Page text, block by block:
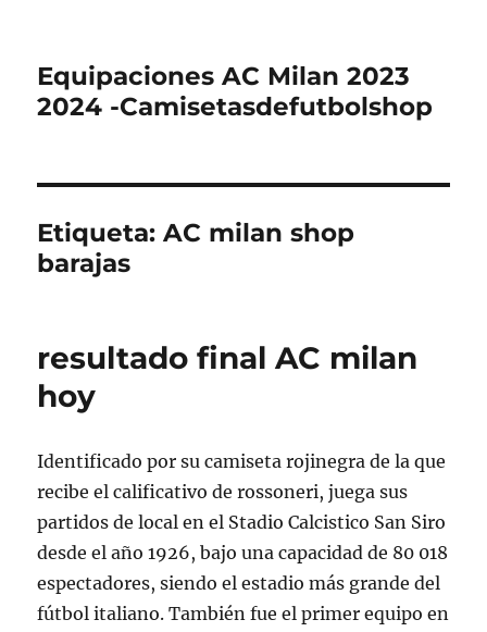
Equipaciones AC Milan 2023
2024 -Camisetasdefutbolshop
Etiqueta:AC milan shop
barajas
resultado final AC milan
hoy
Identificado por su camiseta rojinegra de la que
recibe el calificativo de rossoneri, juega sus
partidos de local en el Stadio Calcistico San Siro
desde el año 1926, bajo una capacidad de 80 018
espectadores, siendo el estadio más grande del
fútbol italiano. También fue el primer equipo en